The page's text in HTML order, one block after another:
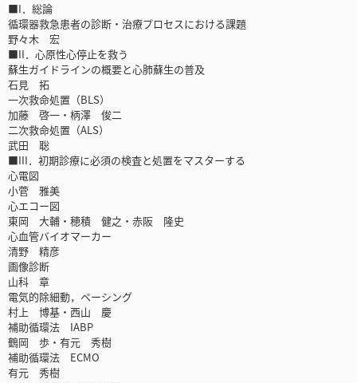
■I．総論
循環器救急患者の診断・治療プロセスにおける課題
野々木 宏
■II．心原性心停止を救う
蘇生ガイドラインの概要と心肺蘇生の普及
石見 拓
一次救命処置（BLS）
加藤 啓一・柄澤 俊二
二次救命処置（ALS）
武田 聡
■III．初期診療に必須の検査と処置をマスターする
心電図
小菅 雅美
心エコー図
東岡 大輔・穂積 健之・赤阪 隆史
心血管バイオマーカー
清野 精彦
画像診断
山科 章
電気的除細動，ペーシング
村上 博基・西山 慶
補助循環法 IABP
鶴岡 歩・有元 秀樹
補助循環法 ECMO
有元 秀樹